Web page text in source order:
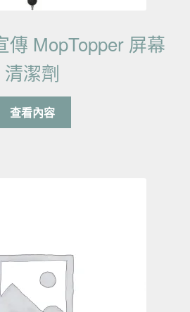
傳 MopTopper 屏幕
清潔劑
查看內容